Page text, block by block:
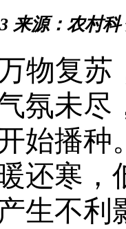
来源： 农村科
物复苏
氛未尽
始播种
还寒，
生不利